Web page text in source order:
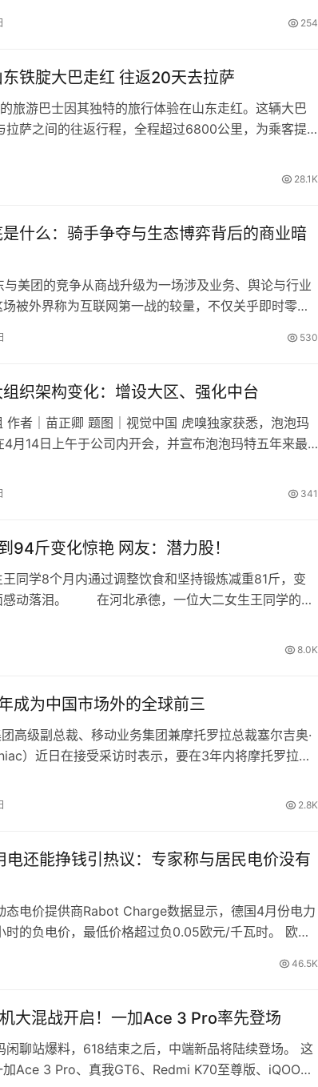
254
铁腚大巴走红 往返20天去拉萨
游巴士因其独特的旅行体验在山东走红。这辆大巴
拉萨之间的往返行程，全程超过6800公里，为乘客提
28.1K
什么：骑手争夺与生态博弈背后的商业暗
团的竞争从商战升级为一场涉及业务、舆论与行业
被外界称为互联网第一战的较量，不仅关乎即时零售
更折射出两大巨头在…
530
织架构变化：增设大区、强化中台
作者｜苗正卿 题图｜视觉中国 虎嗅独家获悉，泡泡玛
月14日上午于公司内开会，并宣布泡泡玛特五年来最
341
94斤变化惊艳 网友：潜力股！
学8个月内通过调整饮食和坚持锻炼减重81斤，变
感动落泪。 在河北承德，一位大二女生王同学的减
8.0K
成为中国市场外的全球前三
高级副总裁、移动业务集团兼摩托罗拉总裁塞尔吉奥·
）近日在接受采访时表示，要在3年内将摩托罗拉打
2.8K
电还能挣钱引热议：专家称与居民电价没有
态电价提供商Rabot Charge数据显示，德国4月份电力
的负电价，最低价格超过负0.05欧元/千瓦时。 欧洲
…
46.5K
大混战开启！一加Ace 3 Pro率先登场
闲聊站爆料，618结束之后，中端新品将陆续登场。 这
Ace 3 Pro、真我GT6、Redmi K70至尊版、iQOO